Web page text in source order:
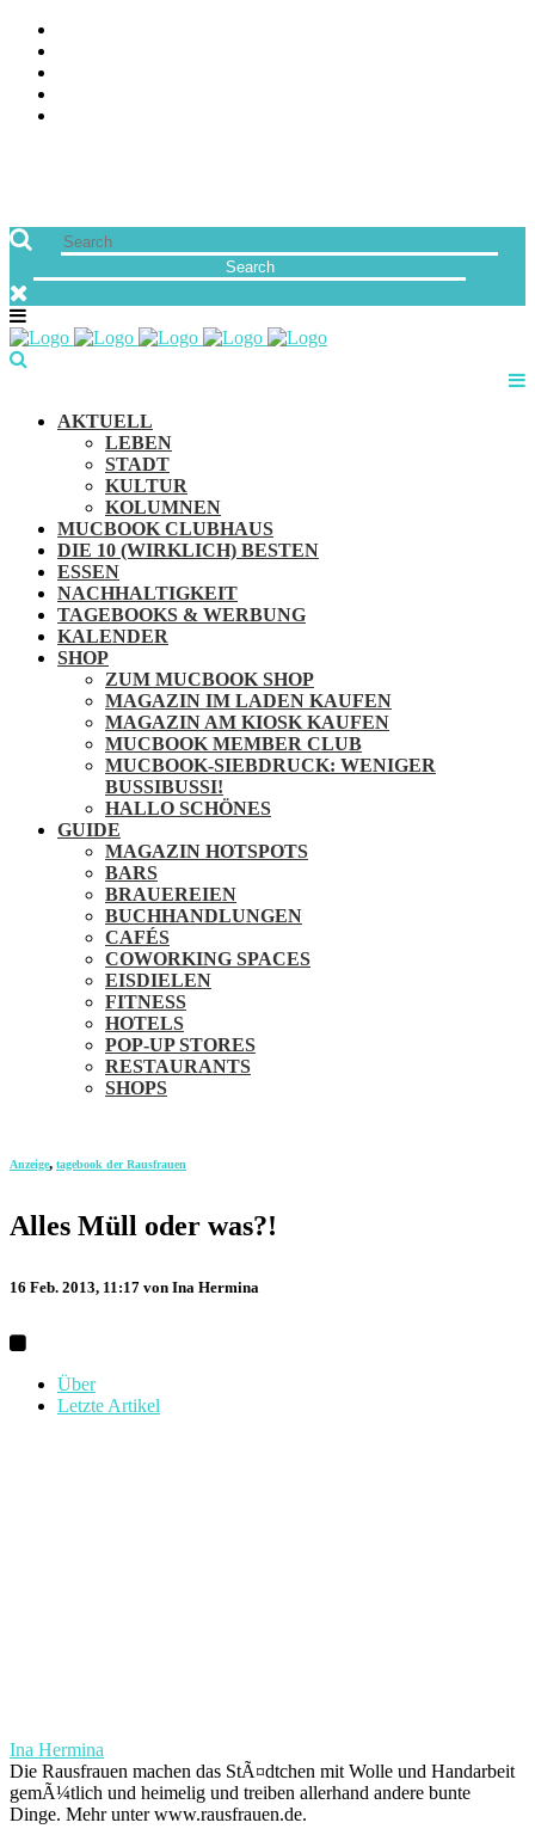
AKTUELL
LEBEN
STADT
KULTUR
KOLUMNEN
MUCBOOK CLUBHAUS
DIE 10 (WIRKLICH) BESTEN
ESSEN
NACHHALTIGKEIT
TAGEBOOKS & WERBUNG
KALENDER
SHOP
ZUM MUCBOOK SHOP
MAGAZIN IM LADEN KAUFEN
MAGAZIN AM KIOSK KAUFEN
MUCBOOK MEMBER CLUB
MUCBOOK-SIEBDRUCK: WENIGER
BUSSIBUSSI!
HALLO SCHÖNES
GUIDE
MAGAZIN HOTSPOTS
BARS
BRAUEREIEN
BUCHHANDLUNGEN
CAFÉS
COWORKING SPACES
EISDIELEN
FITNESS
HOTELS
POP-UP STORES
RESTAURANTS
SHOPS
Anzeige, tagebook der Rausfrauen
Alles Müll oder was?!
16 Feb. 2013, 11:17 von Ina Hermina
Über
Letzte Artikel
Ina Hermina
Die Rausfrauen machen das StÃ¤dtchen mit Wolle und Handarbeit
gemÃ¼tlich und heimelig und treiben allerhand andere bunte
Dinge. Mehr unter www.rausfrauen.de.